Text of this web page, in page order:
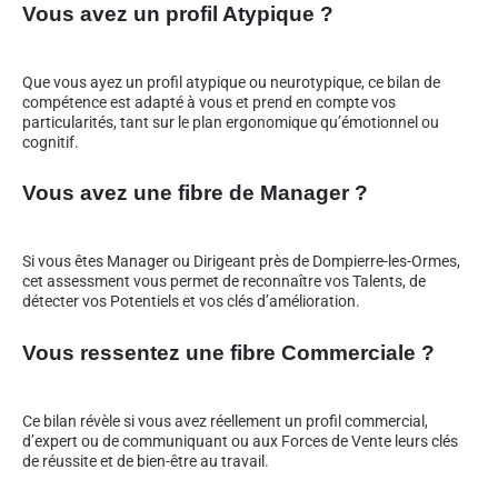
Vous avez un profil Atypique ?
Que vous ayez un profil atypique ou neurotypique, ce bilan de
compétence est adapté à vous et prend en compte vos
particularités, tant sur le plan ergonomique qu’émotionnel ou
cognitif.
Vous avez une fibre de Manager ?
Si vous êtes Manager ou Dirigeant près de Dompierre-les-Ormes,
cet assessment vous permet de reconnaître vos Talents, de
détecter vos Potentiels et vos clés d’amélioration.
Vous ressentez une fibre Commerciale ?
Ce bilan révèle si vous avez réellement un profil commercial,
d’expert ou de communiquant ou aux Forces de Vente leurs clés
de réussite et de bien-être au travail.